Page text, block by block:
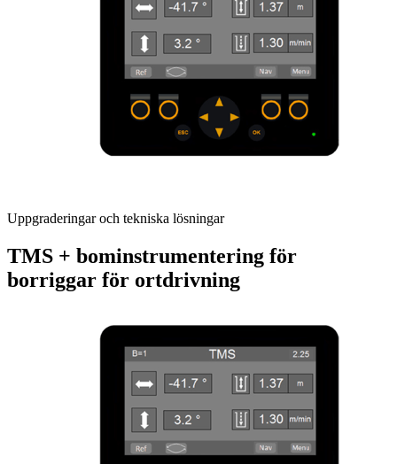
Uppgraderingar och tekniska lösningar
TMS + bominstrumentering för
borriggar för ortdrivning